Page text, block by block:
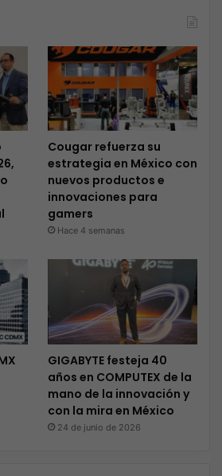
Cougar refuerza su
estrategia en México con
nuevos productos e
innovaciones para
gamers
Hace 4 semanas
GIGABYTE festeja 40
años en COMPUTEX de la
mano de la innovación y
con la mira en México
24 de junio de 2026